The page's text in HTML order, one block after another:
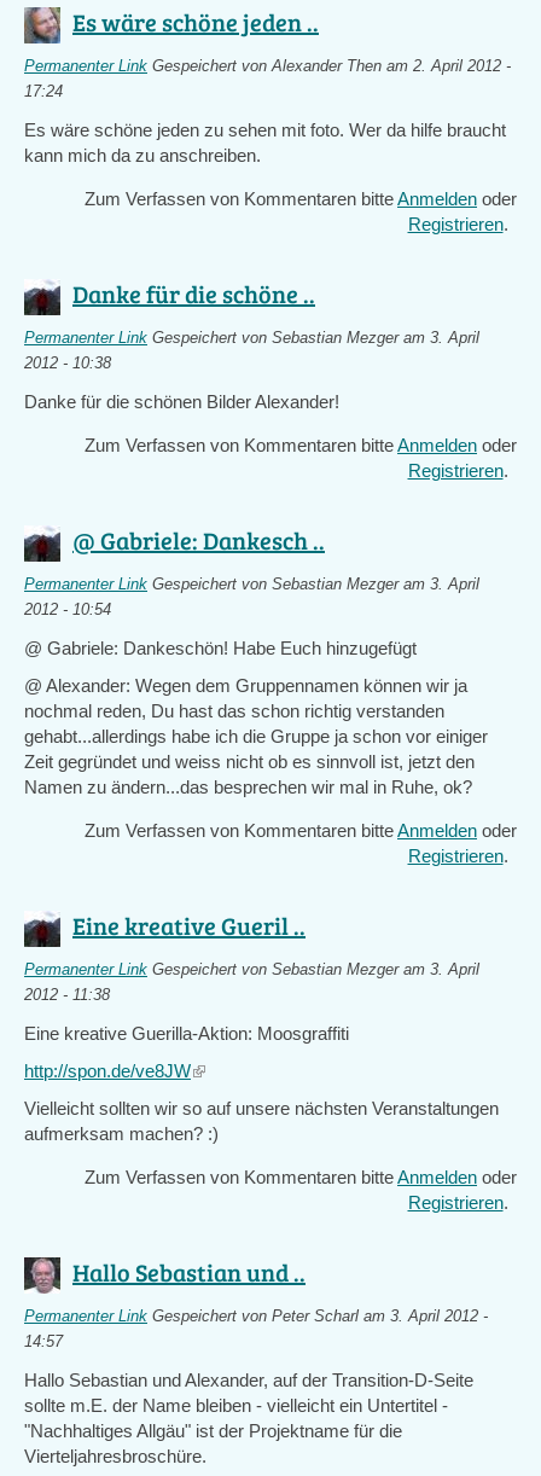
Es wäre schöne jeden ..
Permanenter Link Gespeichert vonAlexander Then am 2. April 2012 -
17:24
Es wäre schöne jeden zu sehen mit foto. Wer da hilfe braucht
kann mich da zu anschreiben.
Zum Verfassen von Kommentaren bitteAnmelden oder
Registrieren.
Danke für die schöne ..
Permanenter Link Gespeichert von Sebastian Mezgeram 3. April
2012 - 10:38
Danke für die schönen Bilder Alexander!
Zum Verfassen von Kommentaren bitteAnmelden oder
Registrieren.
@ Gabriele: Dankesch ..
Permanenter Link Gespeichert von Sebastian Mezgeram 3. April
2012 - 10:54
@ Gabriele: Dankeschön! Habe Euch hinzugefügt
@ Alexander: Wegen dem Gruppennamen können wir ja
nochmal reden, Du hast das schon richtig verstanden
gehabt...allerdings habe ich die Gruppe ja schon vor einiger
Zeit gegründet und weiss nicht ob es sinnvoll ist, jetzt den
Namen zu ändern...das besprechen wir mal in Ruhe, ok?
Zum Verfassen von Kommentaren bitteAnmelden oder
Registrieren.
Eine kreative Gueril ..
Permanenter Link Gespeichert von Sebastian Mezgeram 3. April
2012 - 11:38
Eine kreative Guerilla-Aktion: Moosgraffiti
http://spon.de/ve8JW(link
external)
Vielleicht sollten wir so auf unsere nächsten Veranstaltungen
aufmerksam machen? :)
Zum Verfassen von Kommentaren bitteAnmelden oder
Registrieren.
Hallo Sebastian und ..
Permanenter Link Gespeichert von Peter Scharl am 3. April 2012 -
14:57
Hallo Sebastian und Alexander, auf der Transition-D-Seite
sollte m.E. der Name bleiben - vielleicht ein Untertitel -
"Nachhaltiges Allgäu" ist der Projektname für die
Vierteljahresbroschüre.